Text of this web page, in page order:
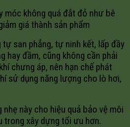
móc không quá đắt đỏ như bê
giá thành sản phẩm
san phẳng, tự ninh kết, lấp đầy
hay đầm, cũng không cần phải
chưng áp, nên hạn chế phát
sử dụng năng lượng cho lò hơi,
này cho hiệu quả bảo vệ môi
trong xây dựng tối ưu hơn.